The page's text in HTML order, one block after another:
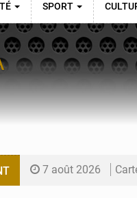
SPORT
7 août 2026